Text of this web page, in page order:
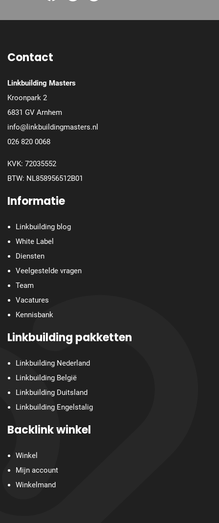
Contact
Linkbuilding Masters
Kroonpark 2
6831 GV Arnhem
info@linkbuildingmasters.nl
026 820 0068
KVK: 72035552
BTW: NL858956512B01
Informatie
Linkbuilding blog
White Label
Diensten
Veelgestelde vragen
Team
Vacatures
Kennisbank
Linkbuilding pakketten
Linkbuilding Nederland
Linkbuilding België
Linkbuilding Duitsland
Linkbuilding Engelstalig
Backlink winkel
Winkel
Mijn account
Winkelmand